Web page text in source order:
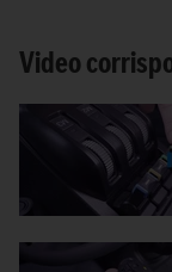
Video